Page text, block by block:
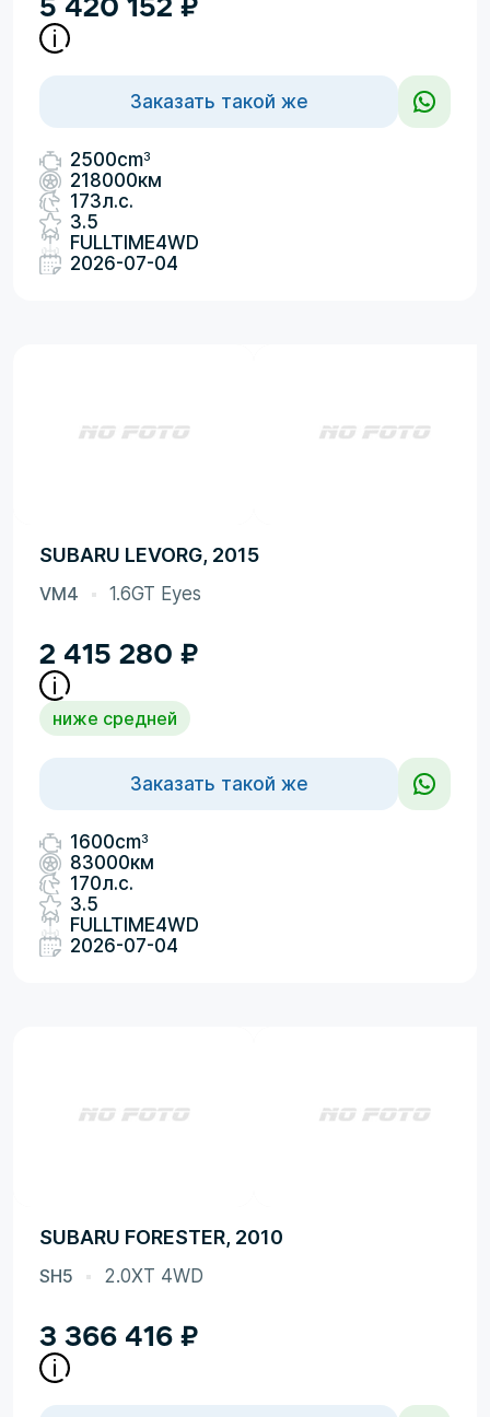
Заказать такой же
2500cm3
218000км
173л.с.
3.5
FULLTIME4WD
2026-07-04
SUBARU LEVORG, 2015
VM4 1.6GT Eyes
2 415 280 ₽
ниже средней
Заказать такой же
1600cm3
83000км
170л.с.
3.5
FULLTIME4WD
2026-07-04
SUBARU FORESTER, 2010
SH5 2.0XT 4WD
3 366 416 ₽